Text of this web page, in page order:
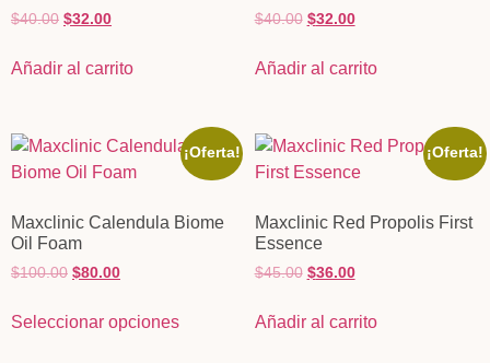
$40.00 $32.00
Añadir al carrito
$40.00 $32.00
Añadir al carrito
¡Oferta!
Maxclinic Calendula Biome
Oil Foam
$100.00 $80.00
Seleccionar opciones
¡Oferta!
Maxclinic Red Propolis First
Essence
$45.00 $36.00
Añadir al carrito